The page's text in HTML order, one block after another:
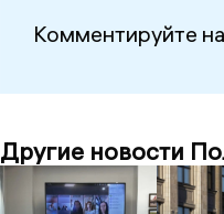
Комментируйте
Другие новости